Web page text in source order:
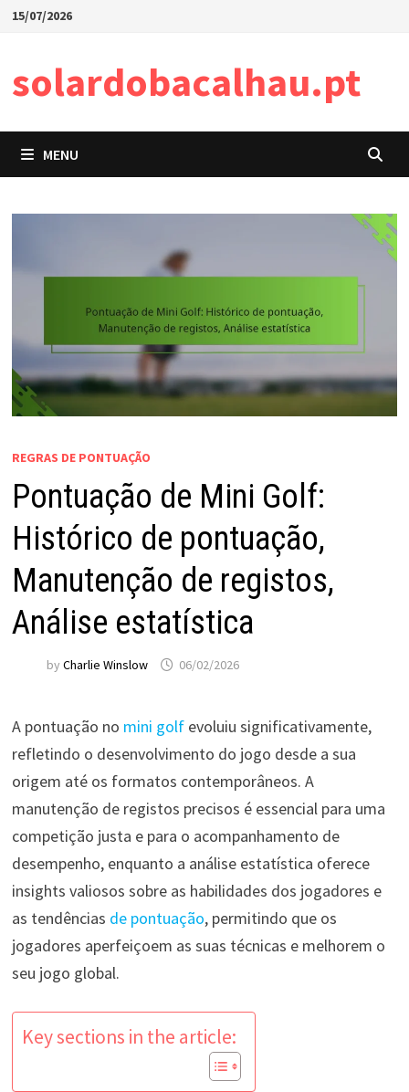
Skip15/07/2026
solardobacalhau.pt
MENU
REGRAS DE PONTUAÇÃO
Pontuação de Mini Golf:
Histórico de pontuação,
Manutenção de registos,
Análise estatística
by Charlie Winslow 06/02/2026
A pontuação no mini golfevoluiu significativamente,
refletindo o desenvolvimento do jogo desde a sua
origem até os formatos contemporâneos. A
manutenção de registos precisos é essencial para uma
competição justa e para o acompanhamento de
desempenho, enquanto a análise estatística oferece
insights valiosos sobre as habilidades dos jogadores e
as tendências de pontuação, permitindo que os
jogadores aperfeiçoem as suas técnicas e melhorem o
seu jogo global.
Key sections in the article: